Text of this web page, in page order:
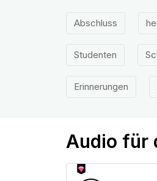
Abschluss
Studenten
Erinnerungen
Audio für